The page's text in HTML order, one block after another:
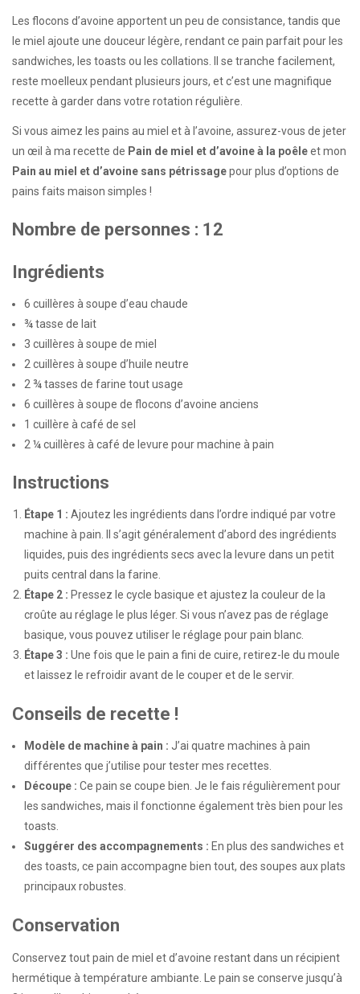
Les flocons d’avoine apportent un peu de consistance, tandis que
le miel ajoute une douceur légère, rendant ce pain parfait pour les
sandwiches, les toasts ou les collations. Il se tranche facilement,
reste moelleux pendant plusieurs jours, et c’est une magnifique
recette à garder dans votre rotation régulière.
Si vous aimez les pains au miel et à l’avoine, assurez-vous de jeter
un œil à ma recette de Pain de miel et d’avoine à la poêleet mon
Pain au miel et d’avoine sans pétrissagepour plus d’options de
pains faits maison simples !
Nombre de personnes : 12
Ingrédients
6 cuillères à soupe d’eau chaude
¾ tasse de lait
3 cuillères à soupe de miel
2 cuillères à soupe d’huile neutre
2 ¾ tasses de farine tout usage
6 cuillères à soupe de flocons d’avoine anciens
1 cuillère à café de sel
2 ¼ cuillères à café de levure pour machine à pain
Instructions
Étape 1 : Ajoutez les ingrédients dans l’ordre indiqué par votre
machine à pain. Il s’agit généralement d’abord des ingrédients
liquides, puis des ingrédients secs avec la levure dans un petit
puits central dans la farine.
Étape 2 : Pressez le cycle basique et ajustez la couleur de la
croûte au réglage le plus léger. Si vous n’avez pas de réglage
basique, vous pouvez utiliser le réglage pour pain blanc.
Étape 3 : Une fois que le pain a fini de cuire, retirez-le du moule
et laissez le refroidir avant de le couper et de le servir.
Conseils de recette !
Modèle de machine à pain : J’ai quatre machines à pain
différentes que j’utilise pour tester mes recettes.
Découpe : Ce pain se coupe bien. Je le fais régulièrement pour
les sandwiches, mais il fonctionne également très bien pour les
toasts.
Suggérer des accompagnements : En plus des sandwiches et
des toasts, ce pain accompagne bien tout, des soupes aux plats
principaux robustes.
Conservation
Conservez tout pain de miel et d’avoine restant dans un récipient
hermétique à température ambiante. Le pain se conserve jusqu’à